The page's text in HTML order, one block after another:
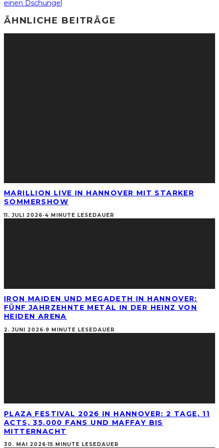
einen Dschungel
ÄHNLICHE BEITRÄGE
MARILLION LIVE IN HANNOVER MIT STARKER
SOMMERSHOW
11. JULI 2026·4 MINUTE LESEDAUER
IRON MAIDEN UND MEGADETH IN HANNOVER:
FÜNF JAHRZEHNTE METAL IN DER HEINZ VON
HEIDEN ARENA
2. JUNI 2026·9 MINUTE LESEDAUER
PLAZA FESTIVAL 2026 IN HANNOVER: 2 TAGE, 11
ACTS, 35.000 FANS UND MAFFAY BIS
MITTERNACHT
30. MAI 2026·15 MINUTE LESEDAUER